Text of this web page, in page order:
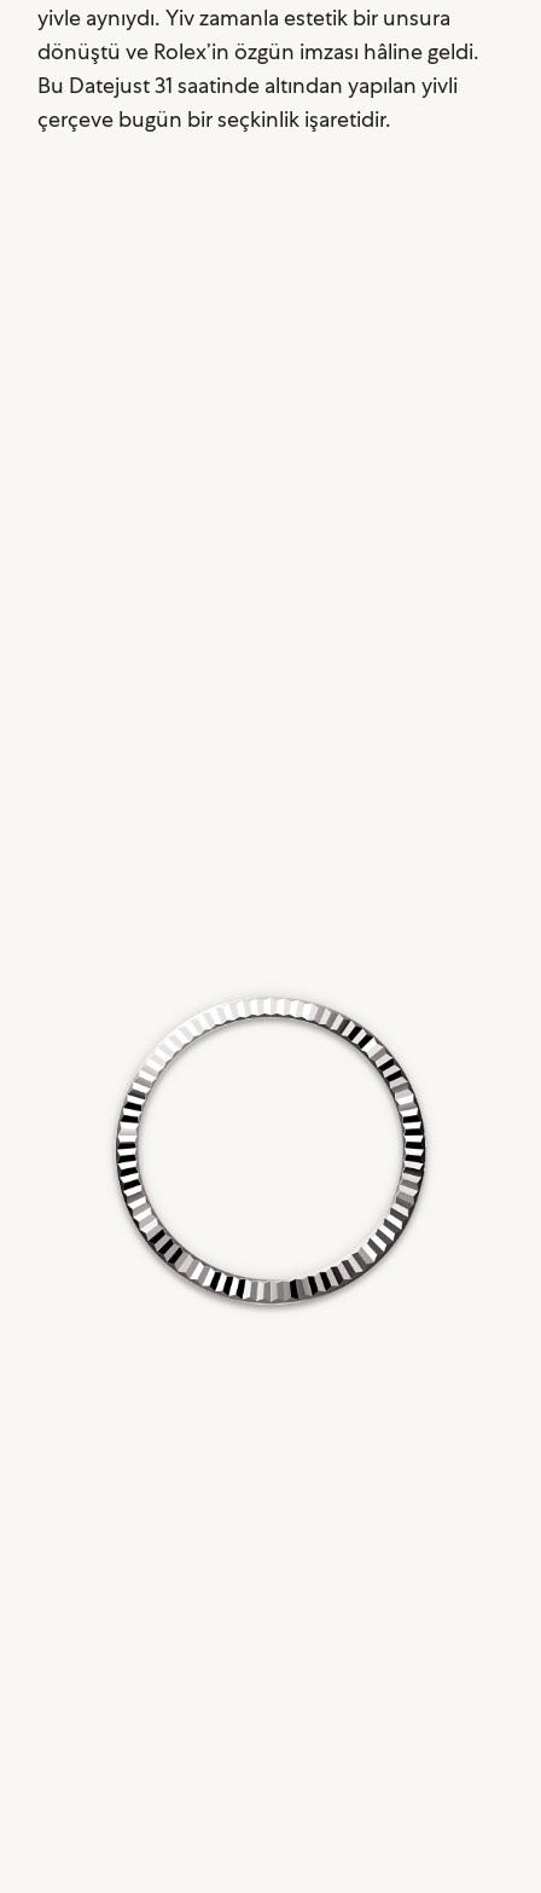
yivle aynıydı. Yiv zamanla estetik bir unsura
dönüştü ve Rolex’in özgün imzası hâline geldi.
Bu Datejust 31 saatinde altından yapılan yivli
çerçeve bugün bir seçkinlik işaretidir.